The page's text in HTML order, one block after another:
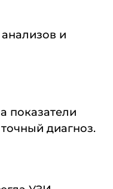
и
показатели
диагноз.